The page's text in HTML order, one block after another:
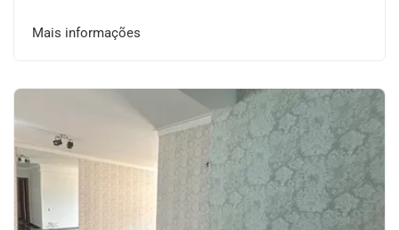
Mais informações